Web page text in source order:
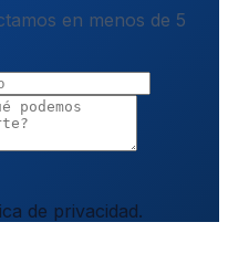
en menos de 5
de privacidad.